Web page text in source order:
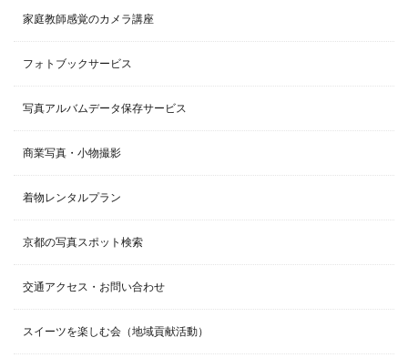
家庭教師感覚のカメラ講座
フォトブックサービス
写真アルバムデータ保存サービス
商業写真・小物撮影
着物レンタルプラン
京都の写真スポット検索
交通アクセス・お問い合わせ
スイーツを楽しむ会（地域貢献活動）